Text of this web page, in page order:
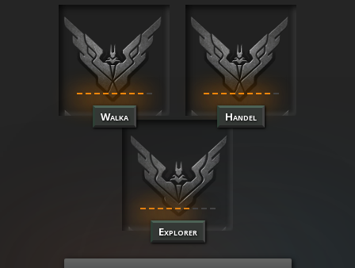
Walka Handel
Explorer